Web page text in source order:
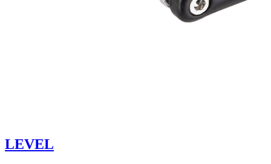
LEVEL